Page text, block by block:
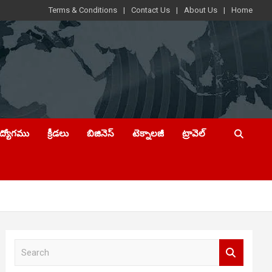
Terms & Conditions Contact Us About Us Home
క్రీడలు బిజినెస్ టెక్నాలజీ ట్రావెల్